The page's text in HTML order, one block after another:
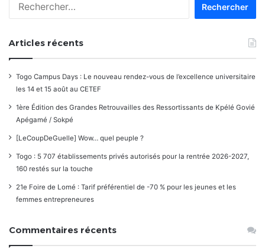
Articles récents
Togo Campus Days : Le nouveau rendez-vous de l’excellence universitaire
les 14 et 15 août au CETEF
1ère Édition des Grandes Retrouvailles des Ressortissants de Kpélé Govié
Apégamé / Sokpé
[LeCoupDeGuelle] Wow… quel peuple ?
Togo : 5 707 établissements privés autorisés pour la rentrée 2026-2027,
160 restés sur la touche
21e Foire de Lomé : Tarif préférentiel de -70 % pour les jeunes et les
femmes entrepreneures
Commentaires récents